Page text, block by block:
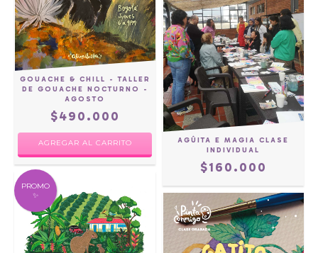
GOUACHE & CHILL - TALLER
DE GOUACHE NOCTURNO -
AGOSTO
$490.000
AGREGAR AL CARRITO
AGÛITA E MAGIA CLASE
INDIVIDUAL
$160.000
PROMO
✨